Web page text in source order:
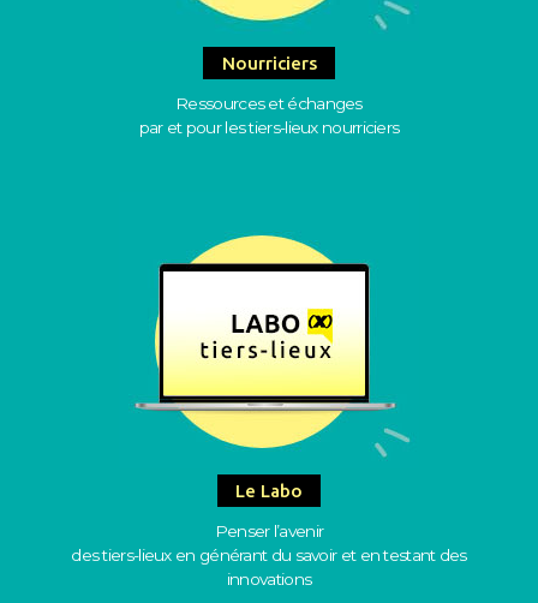
Nourriciers
Ressources et échanges
par et pour les tiers-lieux nourriciers
Le Labo
Penser l’avenir
des tiers-lieux en générant du savoir et en testant des
innovations